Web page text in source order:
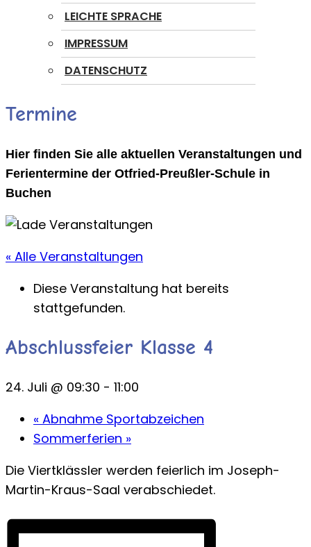
LEICHTE SPRACHE
IMPRESSUM
DATENSCHUTZ
Termine
Hier finden Sie alle aktuellen Veranstaltungen und
Ferientermine der Otfried-Preußler-Schule in
Buchen
« Alle Veranstaltungen
Diese Veranstaltung hat bereits
stattgefunden.
Abschlussfeier Klasse 4
24. Juli @ 09:30 - 11:00
« Abnahme Sportabzeichen
Sommerferien »
Die Viertklässler werden feierlich im Joseph-
Martin-Kraus-Saal verabschiedet.